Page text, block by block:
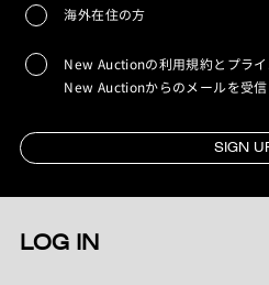
海外在住の方
New Auctionの利用規約とプライ
New Auctionからのメールを受信
SIGN
LOG IN